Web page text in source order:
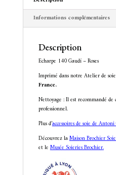
Informations complémentaires
Description
Echarpe 140 Gaudí – Roses
Imprimé dans notre Atelier de
France.
Nettoyage : Il est recommandé
professionnel.
Plus d’accessoires de soie de
Découvrez laMaison Brochier
et leMusée Soieries Brochier.